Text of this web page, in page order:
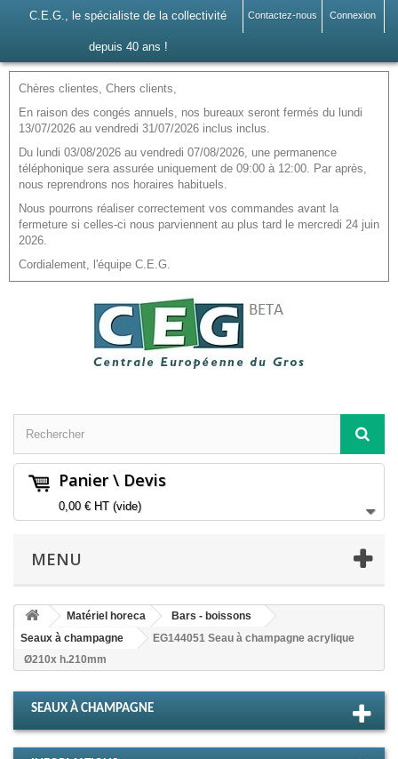
Connexion
Contactez-nous
C.E.G., le spécialiste de la collectivité
depuis 40 ans !
Chères clientes, Chers clients,
En raison des congés annuels, nos bureaux seront fermés du lundi
13/07/2026 au vendredi 31/07/2026 inclus inclus.
Du lundi 03/08/2026 au vendredi 07/08/2026, une permanence
téléphonique sera assurée uniquement de 09:00 à 12:00. Par après,
nous reprendrons nos horaires habituels.
Nous pourrons réaliser correctement vos commandes avant la
fermeture si celles-ci nous parviennent au plus tard le mercredi 24 juin
2026.
Cordialement, l'équipe C.E.G.
Panier \ Devis
0,00 €HT (vide)
MENU
Matériel horeca
Bars - boissons
Seaux à champagne
EG144051 Seau à champagne acrylique
Ø210x h.210mm
SEAUX À CHAMPAGNE